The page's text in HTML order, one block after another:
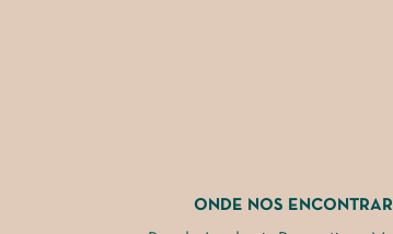
ONDE NOS ENCONTRAR